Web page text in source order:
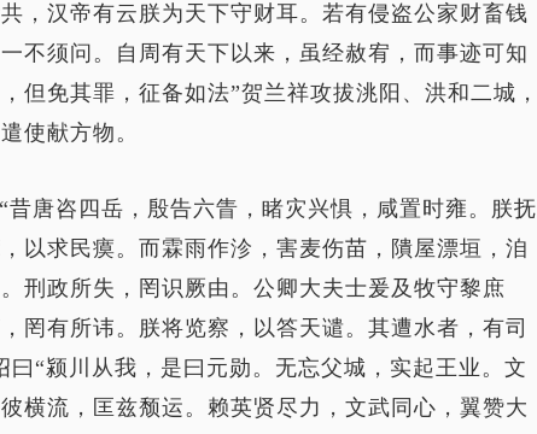
，汉帝有云朕为天下守财耳。若有侵盗公家财畜钱
不须问。自周有天下以来，虽经赦宥，而事迹可知
但免其罪，征备如法”贺兰祥攻拔洮阳、洪和二城，
使献方物。
昔唐咨四岳，殷告六眚，睹灾兴惧，咸置时雍。朕抚
以求民瘼。而霖雨作沴，害麦伤苗，隤屋漂垣，洎
刑政所失，罔识厥由。公卿大夫士爰及牧守黎庶
罔有所讳。朕将览察，以答天谴。其遭水者，有司
曰“颍川从我，是曰元勋。无忘父城，实起王业。文
横流，匡兹颓运。赖英贤尽力，文武同心，翼赞大